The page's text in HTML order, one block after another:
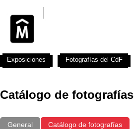
Catálogo de fotografías
General Catálogo de fotografías
Exposiciones Fotografías del CdF